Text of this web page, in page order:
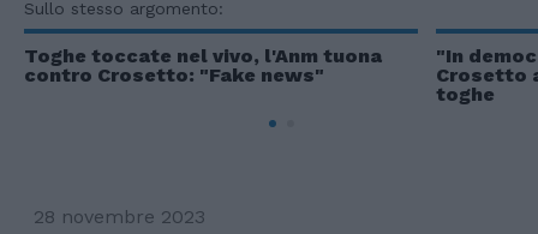
Sullo stesso argomento:
Toghe toccate nel vivo, l'Anm tuona
contro Crosetto: "Fake news"
"In
Crosetto
toghe
28 novembre 2023